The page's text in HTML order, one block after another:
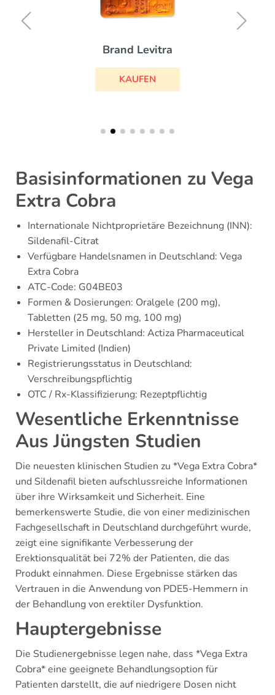
Brand Levitra
KAUFEN
Basisinformationen zu Vega
Extra Cobra
Internationale Nichtproprietäre Bezeichnung (INN):
Sildenafil-Citrat
Verfügbare Handelsnamen in Deutschland: Vega
Extra Cobra
ATC-Code: G04BE03
Formen & Dosierungen: Oralgele (200 mg),
Tabletten (25 mg, 50 mg, 100 mg)
Hersteller in Deutschland: Actiza Pharmaceutical
Private Limited (Indien)
Registrierungsstatus in Deutschland:
Verschreibungspflichtig
OTC / Rx-Klassifizierung: Rezeptpflichtig
Wesentliche Erkenntnisse
Aus Jüngsten Studien
Die neuesten klinischen Studien zu *Vega Extra Cobra*
und Sildenafil bieten aufschlussreiche Informationen
über ihre Wirksamkeit und Sicherheit. Eine
bemerkenswerte Studie, die von einer medizinischen
Fachgesellschaft in Deutschland durchgeführt wurde,
zeigt eine signifikante Verbesserung der
Erektionsqualität bei 72% der Patienten, die das
Produkt einnahmen. Diese Ergebnisse stärken das
Vertrauen in die Anwendung von PDE5-Hemmern in
der Behandlung von erektiler Dysfunktion.
Hauptergebnisse
Die Studienergebnisse legen nahe, dass *Vega Extra
Cobra* eine geeignete Behandlungsoption für
Patienten darstellt, die auf niedrigere Dosen nicht